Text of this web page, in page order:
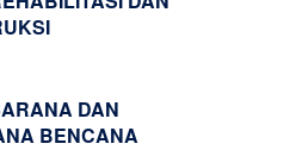
DAN
BENCANA